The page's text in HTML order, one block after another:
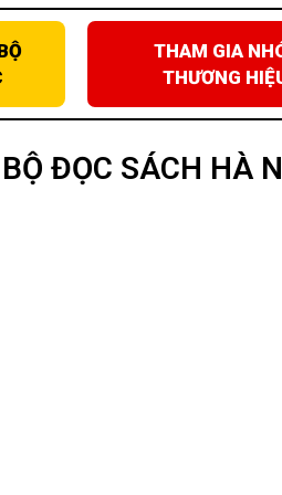
THAM GIA
THƯƠNG
ĐỌC SÁCH HÀ